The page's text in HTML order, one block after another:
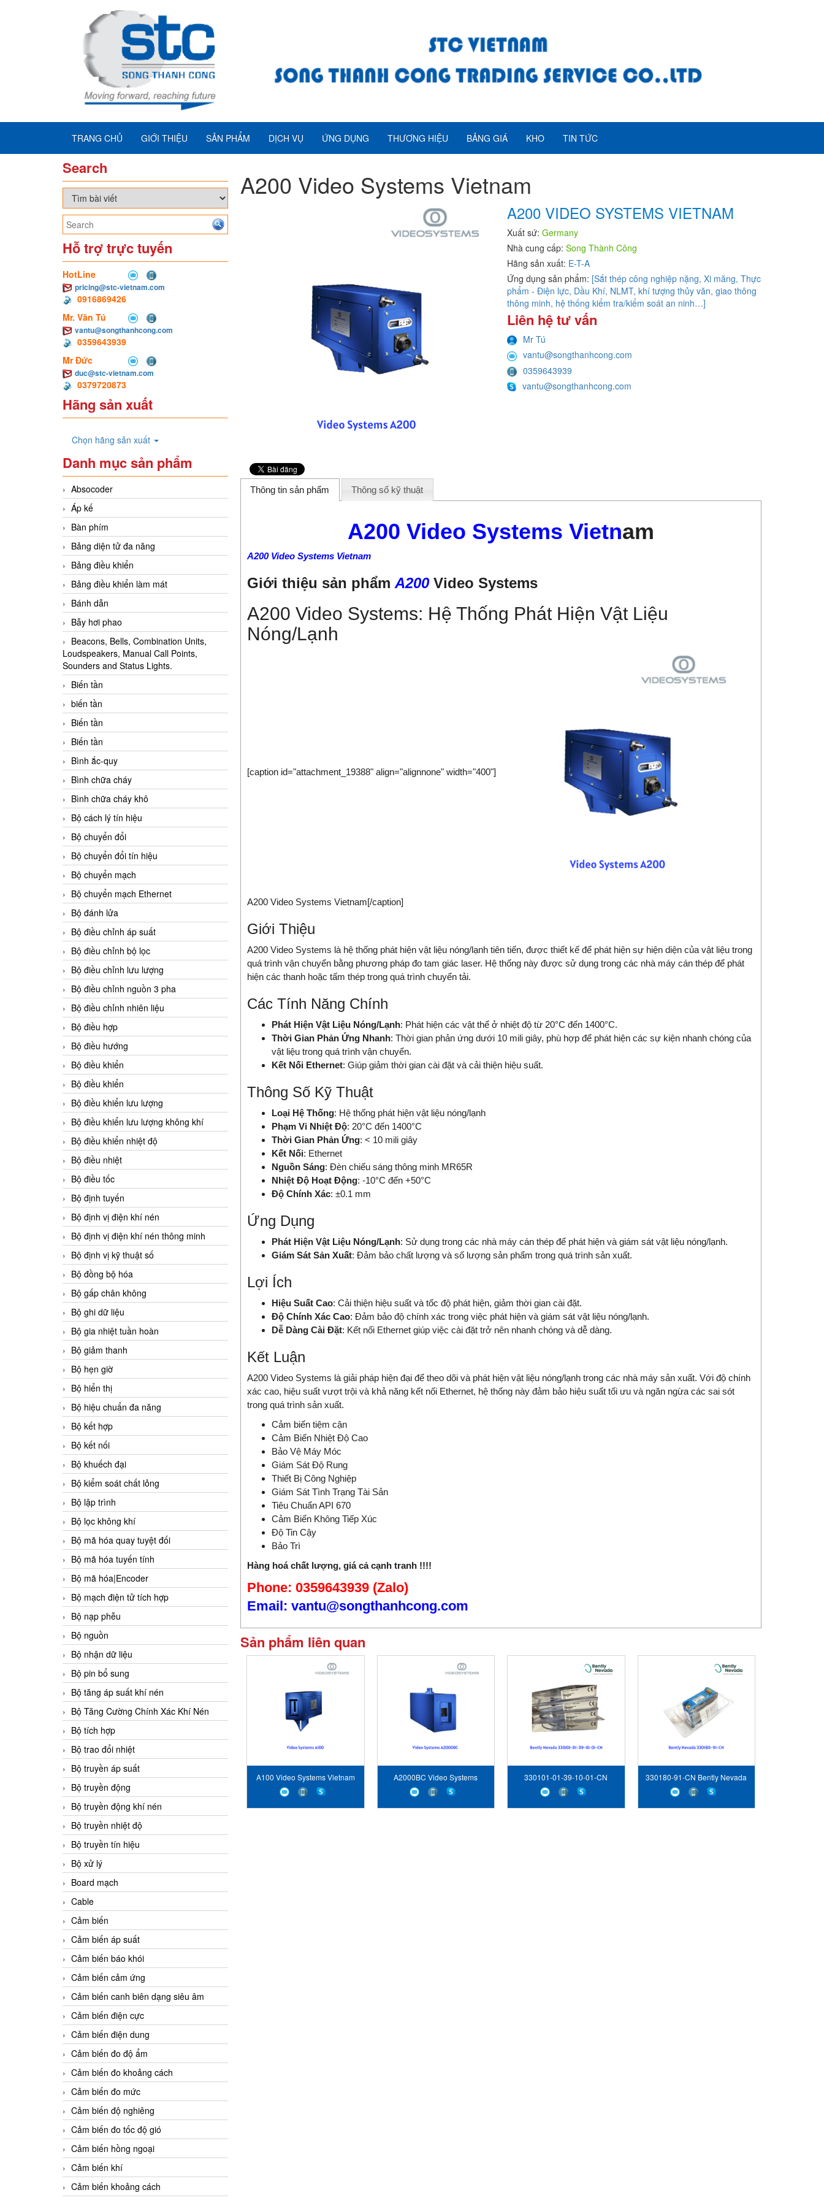
TRANG CHỦ GIỚI THIỆU SẢN PHẨM DỊCH VỤ ỨNG DỤNG THƯƠNG HIỆU BẢNG GIÁ KHO TIN TỨC
Search
Hỗ trợ trực tuyến
HotLine
pricing@stc-vietnam.com
0916869426
Mr. Văn Tú
vantu@songthanhcong.com
0359643939
Mr Đức
duc@stc-vietnam.com
0379720873
Hãng sản xuất
Chọn hãng sản xuất
Danh mục sản phẩm
Absocoder
Áp kế
Bàn phím
Bảng diện tử đa năng
Bảng điều khiển
Bảng điều khiển làm mát
Bánh dẫn
Bẫy hơi phao
Beacons, Bells, Combination Units,
Loudspeakers, Manual Call Points,
Sounders and Status Lights.
Biến tần
biến tần
Biến tần
Biến tần
Bình ắc-quy
Bình chữa cháy
Bình chữa cháy khô
Bộ cách lý tín hiệu
Bộ chuyển đổi
Bộ chuyển đổi tín hiệu
Bộ chuyển mạch
Bộ chuyển mạch Ethernet
Bộ đánh lửa
Bộ điều chỉnh áp suất
Bộ điều chỉnh bộ lọc
Bộ điều chỉnh lưu lượng
Bộ điều chỉnh nguồn 3 pha
Bộ điều chỉnh nhiên liệu
Bộ điều hợp
Bộ điều hướng
Bộ điều khiển
Bộ điều khiển
Bộ điều khiển lưu lượng
Bộ điều khiển lưu lượng không khí
Bộ điều khiển nhiệt độ
Bộ điều nhiệt
Bộ điều tốc
Bộ định tuyến
Bộ định vị điện khí nén
Bộ định vị điện khí nén thông minh
Bộ định vị kỹ thuật số
Bộ đồng bộ hóa
Bộ gấp chân không
Bộ ghi dữ liệu
Bộ gia nhiệt tuần hoàn
Bộ giảm thanh
Bộ hẹn giờ
Bộ hiển thị
Bộ hiệu chuẩn đa năng
Bộ kết hợp
Bộ kết nối
Bộ khuếch đại
Bộ kiểm soát chất lỏng
Bộ lập trình
Bộ lọc không khí
Bộ mã hóa quay tuyệt đối
Bộ mã hóa tuyến tính
Bộ mã hóa|Encoder
Bộ mạch điện tử tích hợp
Bộ nạp phễu
Bộ nguồn
Bộ nhận dữ liệu
Bộ pin bổ sung
Bộ tăng áp suất khí nén
Bộ Tăng Cường Chính Xác Khí Nén
Bộ tích hợp
Bộ trao đổi nhiệt
Bộ truyền áp suất
Bộ truyền động
Bộ truyền động khí nén
Bộ truyền nhiệt độ
Bộ truyền tín hiệu
Bộ xử lý
Board mạch
Cable
Cảm biến
Cảm biến áp suất
Cảm biến báo khói
Cảm biến cảm ứng
Cảm biến canh biên dạng siêu âm
Cảm biến điện cực
Cảm biến điện dung
Cảm biến đo độ ẩm
Cảm biến đo khoảng cách
Cảm biến đo mức
Cảm biến độ nghiêng
Cảm biến đo tốc độ gió
Cảm biến hồng ngoại
Cảm biến khí
Cảm biến khoảng cách
A200 Video Systems Vietnam
A200 VIDEO SYSTEMS VIETNAM
Xuất sứ: Germany
Nhà cung cấp: Song Thành Công
Hãng sản xuất: E-T-A
Ứng dụng sản phẩm: [Sắt thép công nghiệp nặng, Xi măng, Thực
phẩm - Điện lực, Dầu Khí, NLMT, khí tượng thủy văn, giao thông
thông minh, hệ thống kiểm tra/kiểm soát an ninh…]
Liên hệ tư vấn
Mr Tú
vantu@songthanhcong.com
0359643939
vantu@songthanhcong.com
Thông tin sản phẩm Thông số kỹ thuật
A200 Video Systems Vietnam
A200 Video Systems Vietnam
Giới thiệu sản phẩm A200 Video Systems
A200 Video Systems: Hệ Thống Phát Hiện Vật Liệu
Nóng/Lạnh
[caption id="attachment_19388" align="alignnone" width="400"]
A200 Video Systems Vietnam[/caption]
Giới Thiệu
A200 Video Systems là hệ thống phát hiện vật liệu nóng/lạnh tiên tiến, được thiết kế để phát hiện sự hiện diện của vật liệu trong
quá trình vận chuyển bằng phương pháp đo tam giác laser. Hệ thống này được sử dụng trong các nhà máy cán thép để phát
hiện các thanh hoặc tấm thép trong quá trình chuyển tải.
Các Tính Năng Chính
Phát Hiện Vật Liệu Nóng/Lạnh: Phát hiện các vật thể ở nhiệt độ từ 20°C đến 1400°C.
Thời Gian Phản Ứng Nhanh: Thời gian phản ứng dưới 10 mili giây, phù hợp để phát hiện các sự kiện nhanh chóng của
vật liệu trong quá trình vận chuyển.
Kết Nối Ethernet: Giúp giảm thời gian cài đặt và cải thiện hiệu suất.
Thông Số Kỹ Thuật
Loại Hệ Thống: Hệ thống phát hiện vật liệu nóng/lạnh
Phạm Vi Nhiệt Độ: 20°C đến 1400°C
Thời Gian Phản Ứng: < 10 mili giây
Kết Nối: Ethernet
Nguồn Sáng: Đèn chiếu sáng thông minh MR65R
Nhiệt Độ Hoạt Động: -10°C đến +50°C
Độ Chính Xác: ±0.1 mm
Ứng Dụng
Phát Hiện Vật Liệu Nóng/Lạnh: Sử dụng trong các nhà máy cán thép để phát hiện và giám sát vật liệu nóng/lạnh.
Giám Sát Sản Xuất: Đảm bảo chất lượng và số lượng sản phẩm trong quá trình sản xuất.
Lợi Ích
Hiệu Suất Cao: Cải thiện hiệu suất và tốc độ phát hiện, giảm thời gian cài đặt.
Độ Chính Xác Cao: Đảm bảo độ chính xác trong việc phát hiện và giám sát vật liệu nóng/lạnh.
Dễ Dàng Cài Đặt: Kết nối Ethernet giúp việc cài đặt trở nên nhanh chóng và dễ dàng.
Kết Luận
A200 Video Systems là giải pháp hiện đại để theo dõi và phát hiện vật liệu nóng/lạnh trong các nhà máy sản xuất. Với độ chính
xác cao, hiệu suất vượt trội và khả năng kết nối Ethernet, hệ thống này đảm bảo hiệu suất tối ưu và ngăn ngừa các sai sót
trong quá trình sản xuất.
Cảm biến tiệm cận
Cảm Biến Nhiệt Độ Cao
Bảo Vệ Máy Móc
Giám Sát Độ Rung
Thiết Bị Công Nghiệp
Giám Sát Tình Trạng Tài Sản
Tiêu Chuẩn API 670
Cảm Biến Không Tiếp Xúc
Độ Tin Cậy
Bảo Trì
Hàng hoá chất lượng, giá cả cạnh tranh !!!!
Phone: 0359643939 (Zalo)
Email: vantu@songthanhcong.com
Sản phẩm liên quan
A100 Video Systems Vietnam
A2000BC Video Systems
Vietnam
330101-01-39-10-01-CN
Bently Nevada Vietnam
330180-91-CN Bently Nevada
Vietnam